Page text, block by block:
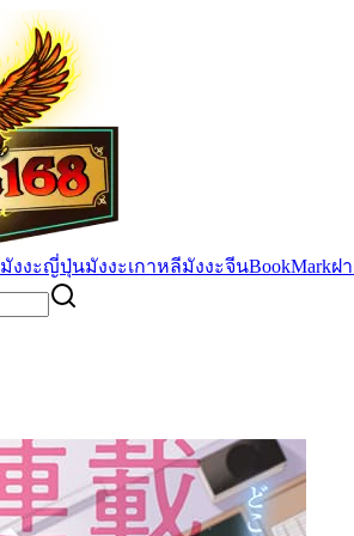
มังงะญี่ปุ่นมังงะเกาหลีมังงะจีนBookMarkฝ